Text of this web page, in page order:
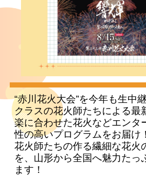
“赤川花火大会”を今年も生中
クラスの花火師たちによる最
楽に合わせた花火などエンタ
性の高いプログラムをお届け！
花火師たちの作る繊細な花火
を、山形から全国へ魅力たっ
ます！